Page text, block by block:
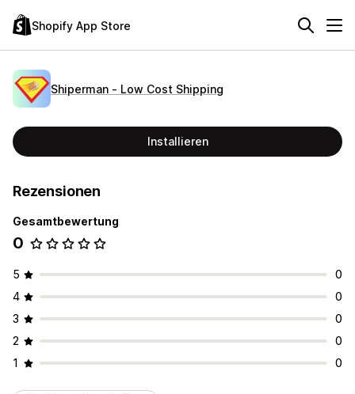
Shopify App Store
Shiperman ‑ Low Cost Shipping
Installieren
Rezensionen
Gesamtbewertung
0
5
0
4
0
3
0
2
0
1
0